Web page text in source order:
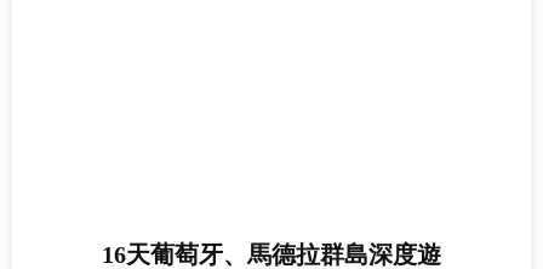
16天葡萄牙、馬德拉群島深度遊